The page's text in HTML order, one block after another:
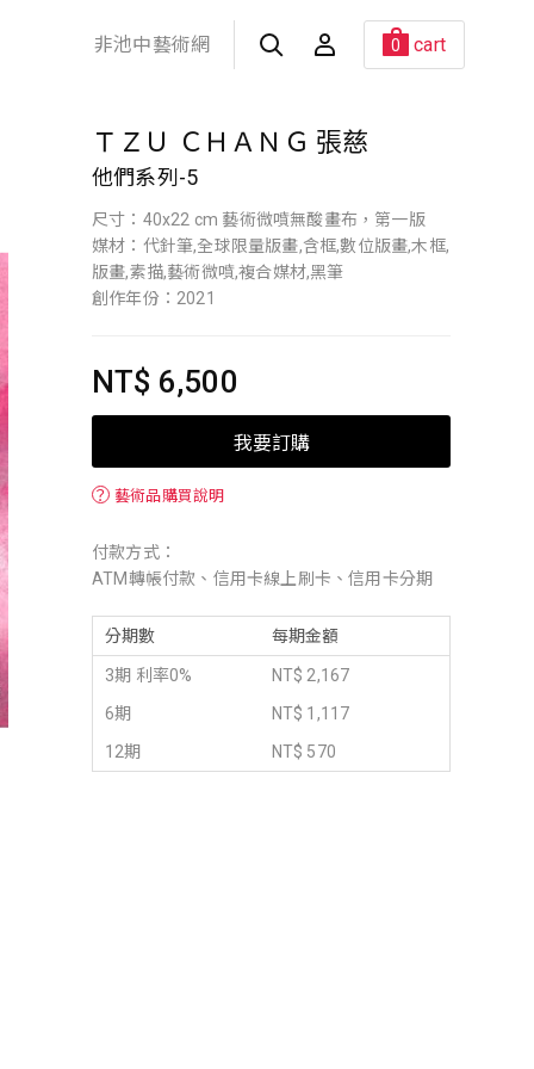
非池中藝術網 0 cart
ＴＺＵ ＣＨＡＮＧ 張慈
他們系列-5
尺寸：40x22 cm 藝術微噴無酸畫布，第一版
媒材：代針筆,全球限量版畫,含框,數位版畫,木框,
版畫,素描,藝術微噴,複合媒材,黑筆
創作年份：2021
NT$ 6,500
我要訂購
？ 藝術品購買說明
付款方式：
ATM轉帳付款、信用卡線上刷卡、信用卡分期
分期數 每期金額
3期 利率0%
NT$ 2,167
6期
NT$ 1,117
12期
NT$ 570